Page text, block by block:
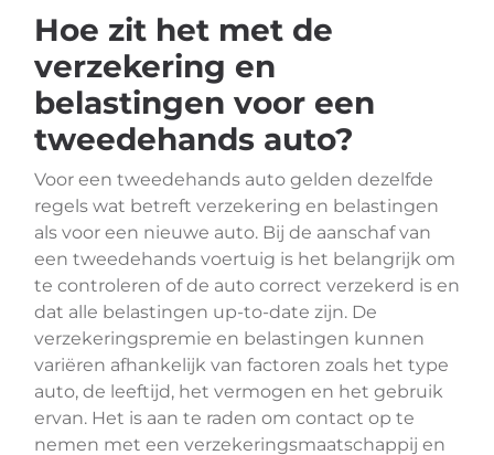
Hoe zit het met de
verzekering en
belastingen voor een
tweedehands auto?
Voor een tweedehands auto gelden dezelfde
regels wat betreft verzekering en belastingen
als voor een nieuwe auto. Bij de aanschaf van
een tweedehands voertuig is het belangrijk om
te controleren of de auto correct verzekerd is en
dat alle belastingen up-to-date zijn. De
verzekeringspremie en belastingen kunnen
variëren afhankelijk van factoren zoals het type
auto, de leeftijd, het vermogen en het gebruik
ervan. Het is aan te raden om contact op te
nemen met een verzekeringsmaatschappij en